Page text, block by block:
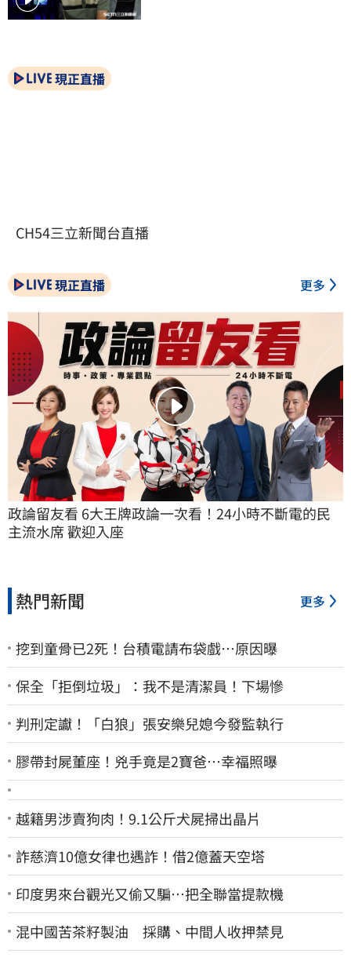
現正直播
CH54三立新聞台直播
現正直播 更多
政論留友看 6大王牌政論一次看！24小時不斷電的民
主流水席 歡迎入座
熱門新聞 更多
挖到童骨已2死！台積電請布袋戲…原因曝
保全「拒倒垃圾」：我不是清潔員！下場慘
判刑定讞！「白狼」張安樂兒媳今發監執行
膠帶封屍董座！兇手竟是2寶爸…幸福照曝
越籍男涉賣狗肉！9.1公斤犬屍掃出晶片
詐慈濟10億女律也遇詐！借2億蓋天空塔
印度男來台觀光又偷又騙…把全聯當提款機
混中國苦茶籽製油 採購、中間人收押禁見